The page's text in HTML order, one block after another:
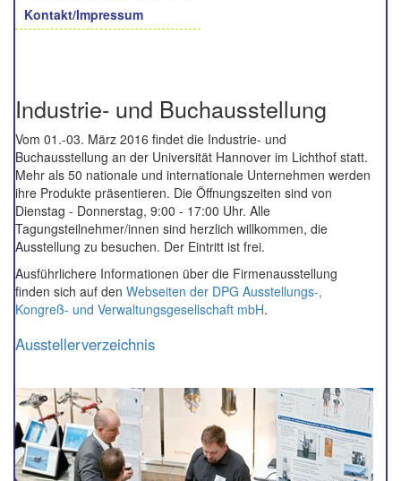
Kontakt/Impressum
Industrie- und Buchausstellung
Vom 01.-03. März 2016 findet die Industrie- und
Buchausstellung an der Universität Hannover im Lichthof statt.
Mehr als 50 nationale und internationale Unternehmen werden
ihre Produkte präsentieren. Die Öffnungszeiten sind von
Dienstag - Donnerstag, 9:00 - 17:00 Uhr. Alle
Tagungsteilnehmer/innen sind herzlich willkommen, die
Ausstellung zu besuchen. Der Eintritt ist frei.
Ausführlichere Informationen über die Firmenausstellung
finden sich auf den Webseiten der DPG Ausstellungs-,
Kongreß- und Verwaltungsgesellschaft mbH.
Ausstellerverzeichnis